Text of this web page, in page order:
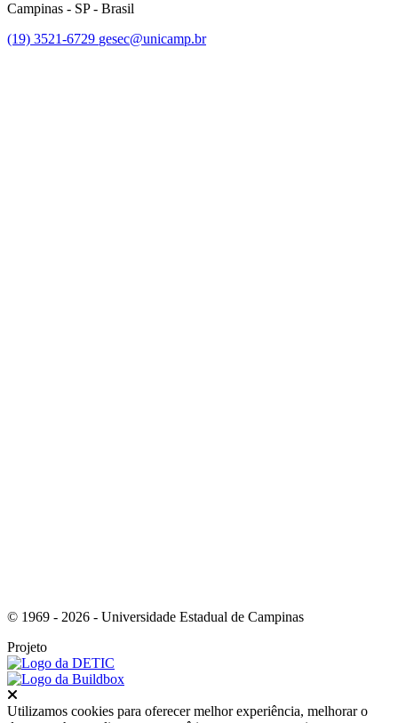
Campinas - SP - Brasil
(19) 3521-6729 gesec@unicamp.br
© 1969 - 2026 - Universidade Estadual de Campinas
Projeto
Utilizamos cookies para oferecer melhor experiência, melhorar o